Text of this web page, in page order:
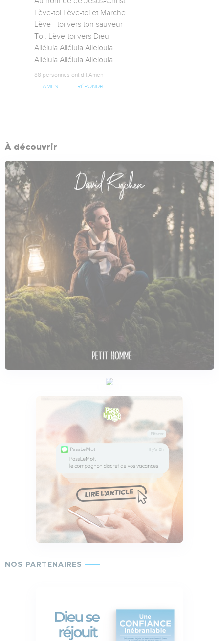
Lève-toi Lève-toi et Marche
Lève –toi vers ton sauveur
Toi, Lève-toi vers Dieu
Alléluia Alléluia Allelouia
Alléluia Alléluia Allelouia
88 personnes ont dit Amen
AMEN RÉPONDRE
À découvrir